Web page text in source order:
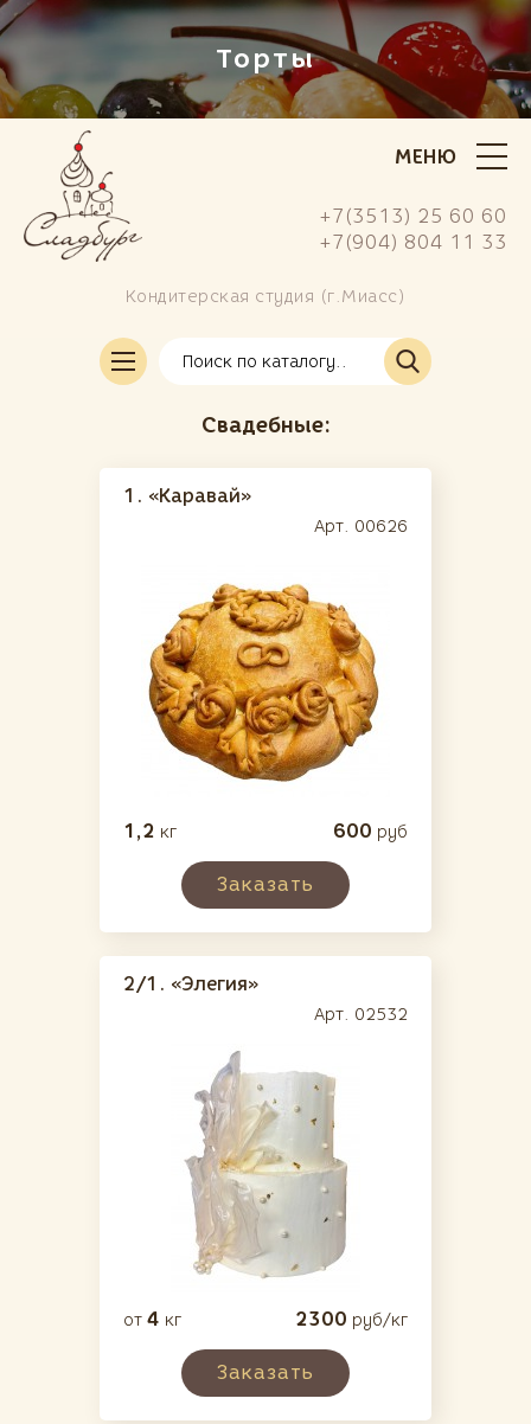
Торты
МЕНЮ
Кондитерская студия (г.Миасс)
+7(3513) 25 60 60
+7(904) 804 11 33
Заказать свой торт
Современные
(европейские)
(73)
Детские
Праздники (69)
Эксклюзивные
Свадебные
Особые
Юбилейные
Торты на подставках
Муссовые
Простые торты
Десерты
Выпечка (38)
Завтраки/Обеды
Свадебные:
1. «Каравай»
Арт. 00626
1,2 кг 600 руб
Заказать
2/1. «Элегия»
Арт. 02532
от 4 кг 2300 руб/кг
Заказать